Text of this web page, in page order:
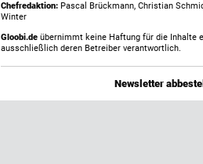
Chefredaktion: Pascal Brückmann, Christian
Winter
Gloobi.de übernimmt keine Haftung für die Inhalte
ausschließlich deren Betreiber verantwortlich.
Newsletter